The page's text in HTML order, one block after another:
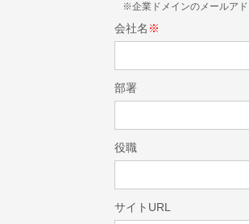
※企業ドメインのメールアド
会社名 ※
部署
役職
サイトURL